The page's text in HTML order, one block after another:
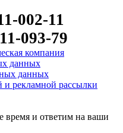
002-11
093-79
компания
данных
данных
и рекламной рассылки
и ответим на ваши